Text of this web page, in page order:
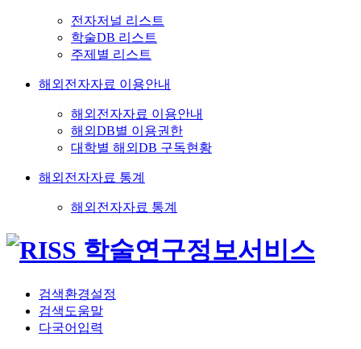
전자저널 리스트
학술DB 리스트
주제별 리스트
해외전자자료 이용안내
해외전자자료 이용안내
해외DB별 이용권한
대학별 해외DB 구독현황
해외전자자료 통계
해외전자자료 통계
검색환경설정
검색도움말
다국어입력